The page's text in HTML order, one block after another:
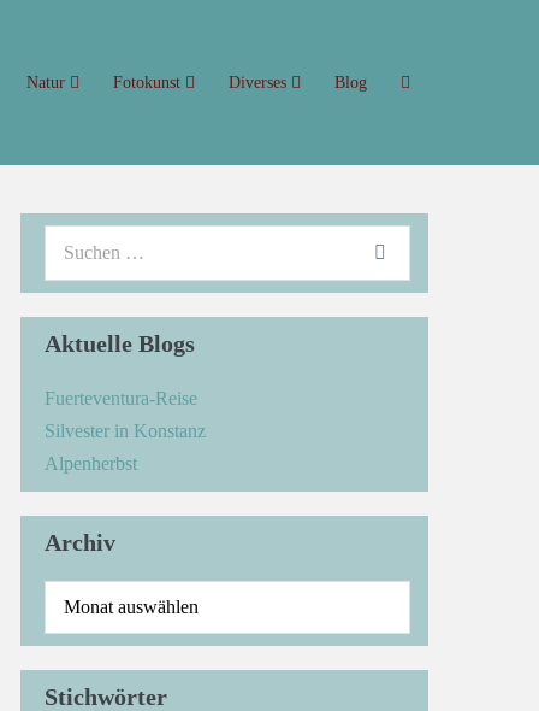
Natur Fotokunst Diverses Blog
Aktuelle Blogs
Fuerteventura-Reise
Silvester in Konstanz
Alpenherbst
Archiv
Stichwörter